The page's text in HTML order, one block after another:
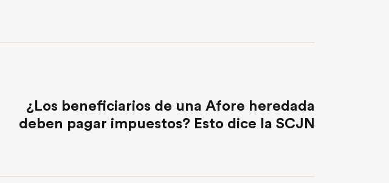
¿Los beneficiarios de una Afore heredada
deben pagar impuestos? Esto dice la SCJN